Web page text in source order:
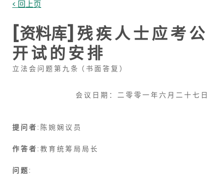
< 回上页
[资料库] 残 疾 人 士 应 考 公
开 试 的 安 排
立 法 会 问 题 第 九 条（ 书 面 答 复 ）
会 议 日 期 ： 二 零 零 一 年 六 月 二 十 七 日
提 问 者: 陈 婉 娴 议 员
作 答 者: 教 育 统 筹 局 局 长
问 题: